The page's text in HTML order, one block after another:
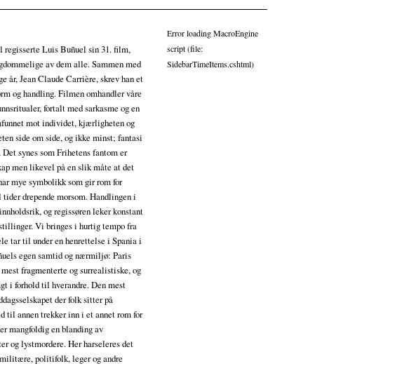
r
oo
regisserte Luis Buñuel sin 31. film,
av dem alle. Sammen med
år, Jean Claude Carrière, skrev han et
og handling. Filmen omhandler våre
fortalt med sarkasme og en
mot individet, kjærligheten og
side om side, og ikke minst; fantasi
synes som Frihetens fantom er
men likevel på en slik måte at det
mye symbolikk som gir rom for
drepende morsom. Handlingen i
og regissøren leker konstant
Vi bringes i hurtig tempo fra
tar til under en henrettelse i Spania i
egen samtid og nærmiljø: Paris
fragmenterte og surrealistiske, og
i forhold til hverandre. Den mest
der folk sitter på
til annen trekker inn i et annet rom for
mangfoldig en blanding av
og lystmordere. Her harseleres det
politifolk, leger og andre
Error loading MacroEngine
script (file:
SidebarTimeItems.cshtml)